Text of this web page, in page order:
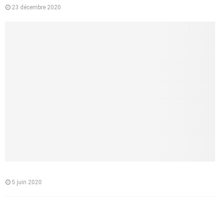
23 décembre 2020
5 juin 2020